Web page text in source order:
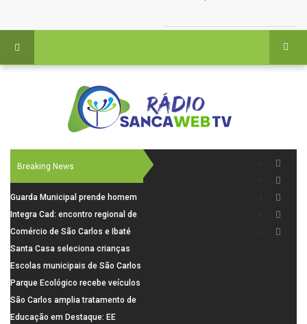
Breaking News
Guarda Municipal prende homem
por tentativa de furto em CEMEI
após cerco em São Carlos
Integra Cad: encontro regional de
segurança púbica será realizado
dia 10 de agosto em São Carlos
Comércio de São Carlos e Ibaté
terá horário especial para o dia
dos Pais
Santa Casa seleciona crianças
para pesquisa sobre dor de
crescimento
Escolas municipais de São Carlos
superam média Nacional do IDEB
Parque Ecológico recebe veículos
elétricos e moderniza rotina de
manejo dos animais
São Carlos amplia tratamento de
resíduos de saúde com autoclave
Educação em Destaque: EE